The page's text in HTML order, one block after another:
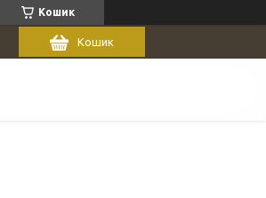
Кошик
Кошик